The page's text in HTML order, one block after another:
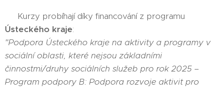
📌 Kurzy probíhají díky financování z programu
Ústeckého kraje:
"Podpora Ústeckého kraje na aktivity a programy v
sociální oblasti, které nejsou základními
činnostmi/druhy sociálních služeb pro rok 2025 –
Program podpory B: Podpora rozvoje aktivit pro